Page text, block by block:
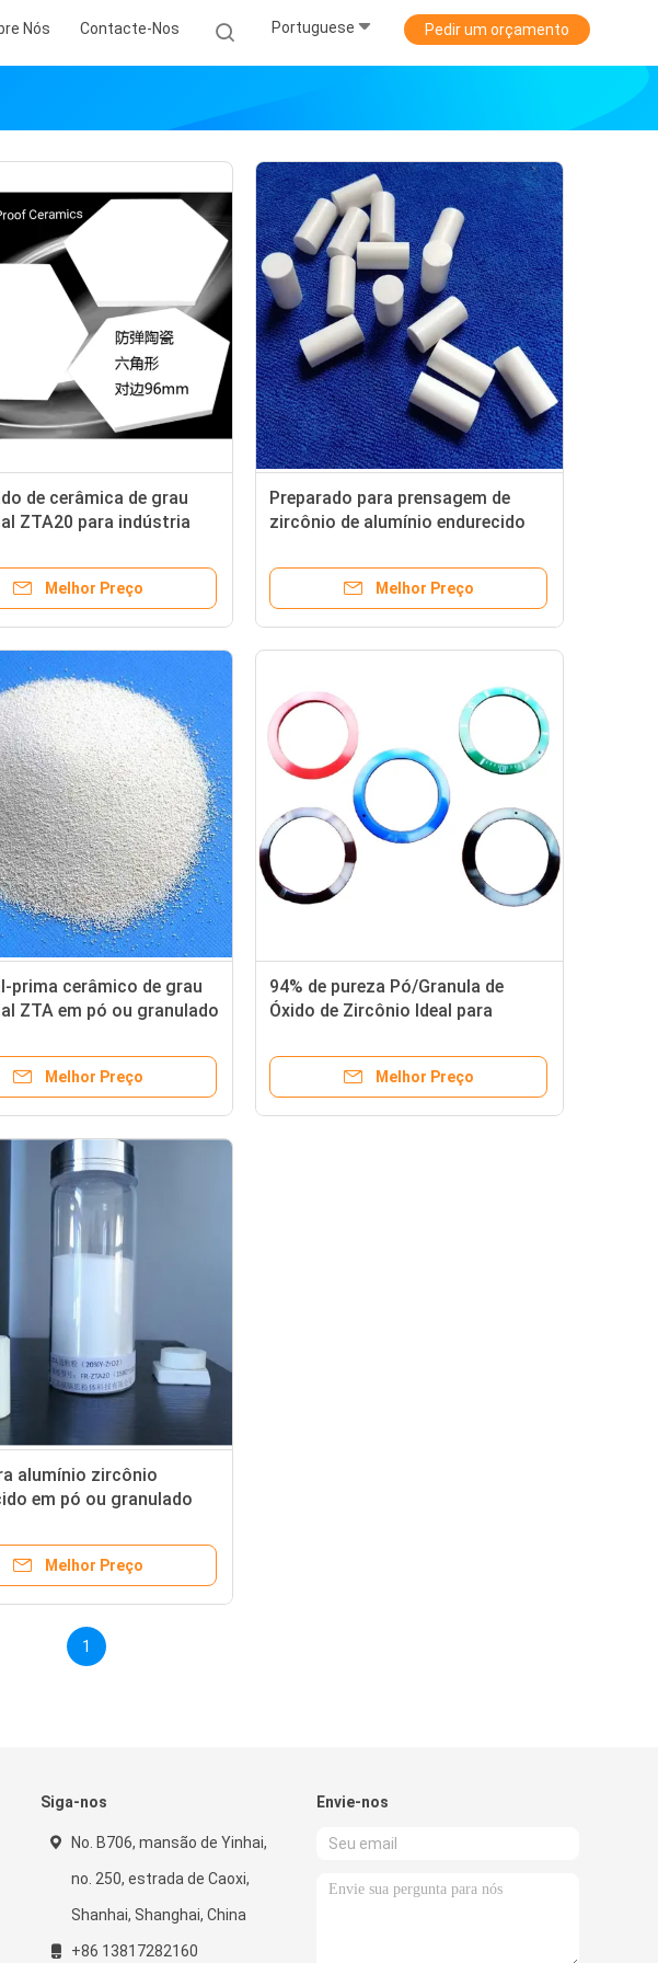
Nós Contacte-Nos Portuguese Pedir um orçamento
de cerâmica de grau
ZTA20 para indústria
Melhor Preço
Preparado para prensagem de
zircônio de alumínio endurecido
duradouras
Melhor Preço
prima cerâmico de grau
ZTA em pó ou granulado
Melhor Preço
94% de pureza Pó/Granula de
Óxido de Zircônio Ideal para
Melhor Preço
alumínio zircônio
em pó ou granulado
Melhor Preço
1
Siga-nos
No. B706, mansão de Yinhai,
no. 250, estrada de Caoxi,
Shanhai, Shanghai, China
+86 13817282160
Envie-nos